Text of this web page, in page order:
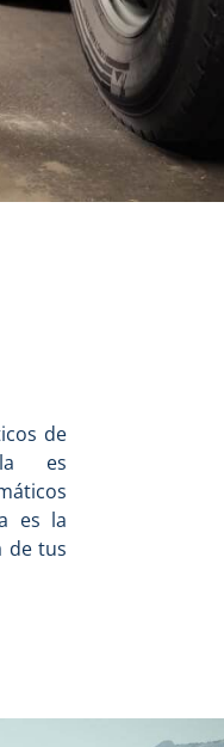
de
es
es la
de tus